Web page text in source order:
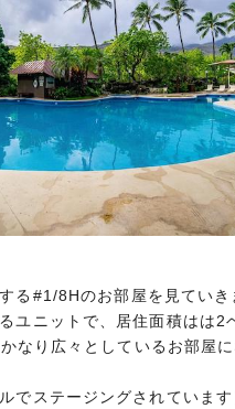
る#1/8Hのお部屋を見ていき
ユニットで、居住面積はは2
なり広々としているお部屋に
でステージングされています